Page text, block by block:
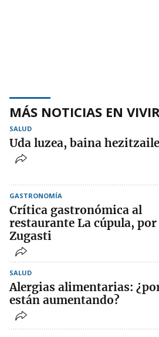
MÁS NOTICIAS EN
SALUD
Uda luzea, baina
GASTRONOMÍA
Crítica gastronómica al
restaurante La cúpula,
Zugasti
SALUD
Alergias alimentarias:
están aumentando?